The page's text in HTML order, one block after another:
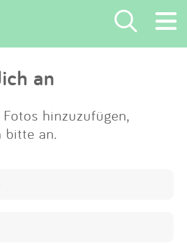
×
Suchen
Eintragen
App
an
hinzuzufügen,
bitte an.